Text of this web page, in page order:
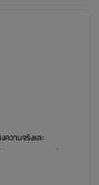
วามจริงและ
ยเฉพาะนิยายที่อิง
มผัสได้ถึงความจริง